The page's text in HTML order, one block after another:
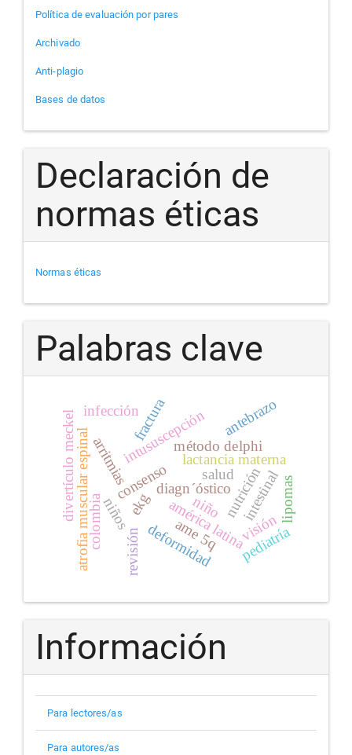
Política de evaluación por pares
Archivado
Anti-plagio
Bases de datos
Declaración de
normas éticas
Normas éticas
Palabras clave
método delphi
consenso
lactancia materna
nutrición
ekg
niños
arritmias
atrofia muscular espinal diagn´óstico
américa latina
ame 5q
divertículo meckel intususcepción
intestinal
pediatría
fractura
deformidad
antebrazo
niño lipomas
revisión
colombia
salud
visión
infección
Información
Para lectores/as
Para autores/as